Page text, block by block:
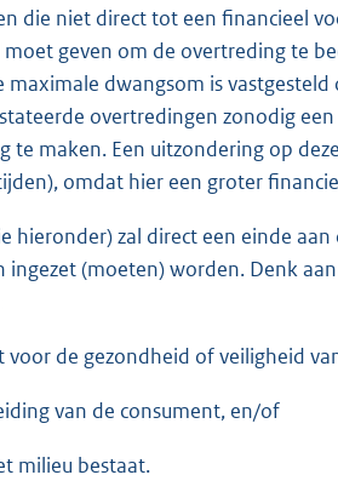
die niet direct tot een financieel
geven om de overtreding te
dwangsom is
overtredingen zonodig
te maken. Een uitzondering op
omdat hier een groter
hieronder) zal direct een einde
(moeten) worden. Denk
voor de gezondheid of veiligheid
van de consument, en/of
milieu bestaat.